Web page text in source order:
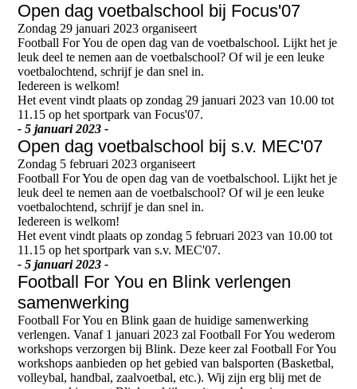
Open dag voetbalschool bij Focus'07
Zondag 29 januari 2023 organiseert
Football For You de open dag van de voetbalschool. Lijkt het je
leuk deel te nemen aan de voetbalschool? Of wil je een leuke
voetbalochtend, schrijf je dan snel in.
Iedereen is welkom!
Het event vindt plaats op zondag 29 januari 2023 van 10.00 tot
11.15 op het sportpark van Focus'07.
- 5 januari 2023 -
Open dag voetbalschool bij s.v. MEC'07
Zondag 5 februari 2023 organiseert
Football For You de open dag van de voetbalschool. Lijkt het je
leuk deel te nemen aan de voetbalschool? Of wil je een leuke
voetbalochtend, schrijf je dan snel in.
Iedereen is welkom!
Het event vindt plaats op zondag 5 februari 2023 van 10.00 tot
11.15 op het sportpark van s.v. MEC'07.
- 5 januari 2023 -
Football For You en Blink verlengen
samenwerking
Football For You en Blink gaan de huidige samenwerking
verlengen. Vanaf 1 januari 2023 zal Football For You wederom
workshops verzorgen bij Blink. Deze keer zal Football For You
workshops aanbieden op het gebied van balsporten (Basketbal,
volleybal, handbal, zaalvoetbal, etc.). Wij zijn erg blij met de